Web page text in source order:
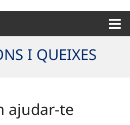
I QUEIXES
ajudar-te